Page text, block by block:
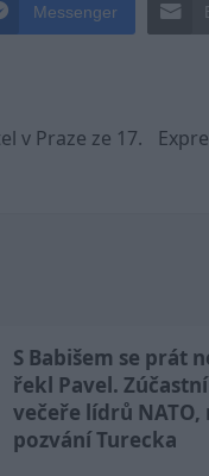
Messenger
v Praze ze 17.
S Babišem se prát
řekl Pavel. Zúčastní
večeře lídrů NATO,
pozvání Turecka